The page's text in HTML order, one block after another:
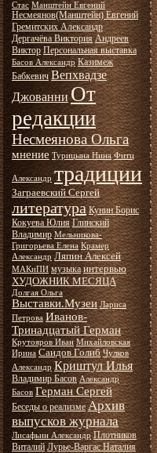
Стас Манштейн Евгений
Несмеянов(Манштейн) Евгений
Гремитских Александр
Дергачёва Виктория Андреев
Виктор Персональная выставка
Басов Александр Казимеж
Бабкевич Вепхвадзе
Джованни От
редакции
Несмеянова Ольга
мнение Турицына Нина Фитц
Александр традиции
Заграевский Сергей
литература Кунин Борис
Кокуева Юлия Глинский
Владимир Мельникова-
Григорьева Елена Крамер
Александр Ляпин Алексей
МАКиПИ музыка интервью
ХУДОЖНИК МЕСЯЦА
Долгая Ольга
Выставки.Музеи Лариса
Петрова Иванов-
Тринадцатый Герман
Крутояров Иван Михайловская
Ирина Саидов Голиб Чулков
Александр Криштул Илья
Владимир Басов Александр
Басов Герман Сергей
Беседы о реализме Архив
выпусков журнала
Лисафьин Александр Плотников
Виталий Лурье-Варгас Наталия